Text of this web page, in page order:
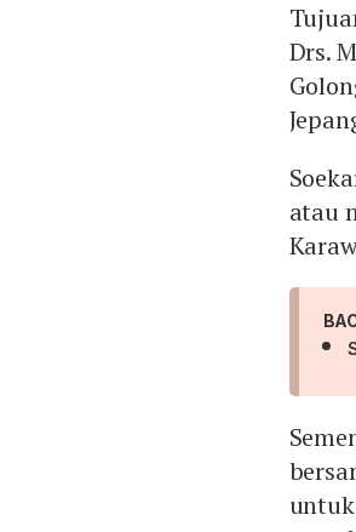
Drs.
atau